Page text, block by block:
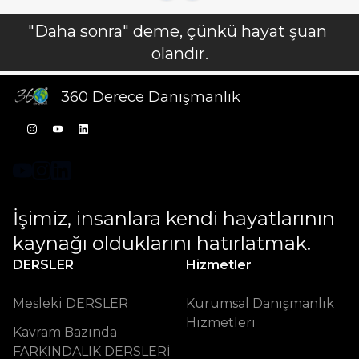
"Daha sonra" deme, çünkü hayat şuan
360 Derece Danışmanlık
İşimiz, insanlara kendi hayatlarının
kaynağı olduklarını hatırlatmak.
DERSLER
Mesleki DERSLER
Kavram Bazında
FARKINDALIK DERSLERİ
Hizmetler
Kurumsal Danışmanlık
Hizmetleri